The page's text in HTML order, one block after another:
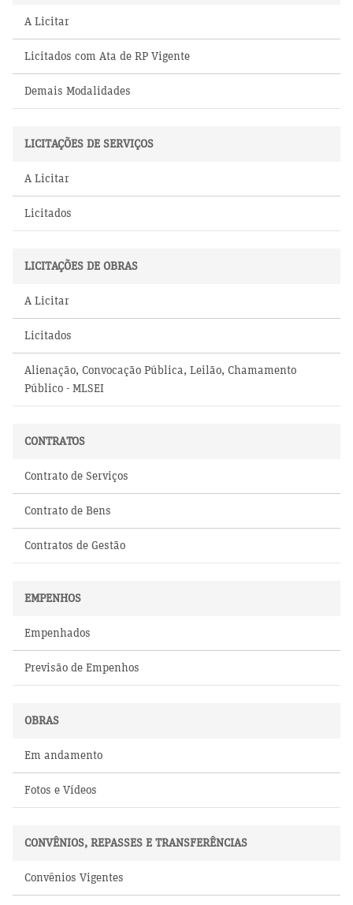
A Licitar
Licitados com Ata de RP Vigente
Demais Modalidades
LICITAÇÕES DE SERVIÇOS
A Licitar
Licitados
LICITAÇÕES DE OBRAS
A Licitar
Licitados
Alienação, Convocação Pública, Leilão, Chamamento
Público - MLSEI
CONTRATOS
Contrato de Serviços
Contrato de Bens
Contratos de Gestão
EMPENHOS
Empenhados
Previsão de Empenhos
OBRAS
Em andamento
Fotos e Vídeos
CONVÊNIOS, REPASSES E TRANSFERÊNCIAS
Convênios Vigentes